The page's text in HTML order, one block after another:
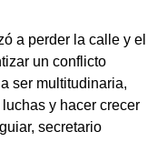
a perder la calle y el
un conflicto
ser multitudinaria,
y hacer crecer
secretario